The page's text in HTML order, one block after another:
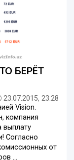
БЕРЁТ
23.07.2015, 23:28
Vision.
компания
выплату
Согласно
от
...